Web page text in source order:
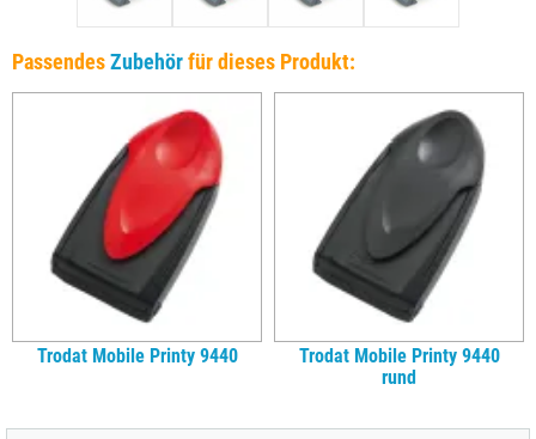
PassendesZubehörfür dieses Produkt:
Trodat Mobile Printy 9440
Trodat Mobile Printy 9440
rund